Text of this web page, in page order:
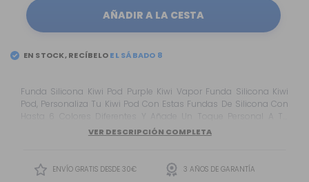
AÑADIR A LA CESTA
EN STOCK, RECÍBELO
Funda Silicona Kiwi Pod Purple Kiwi Vapor Funda Silicona Kiwi
Pod, Personaliza Tu Kiwi Pod Con Estas Fundas De Silicona Con
Hasta 6 Colores Diferentes Y Añade Un Toque Personal A Tu
VER DESCRIPCIÓN COMPLETA
ENVÍO GRATIS DESDE 30€ 3 AÑOS DE GARANTÍA